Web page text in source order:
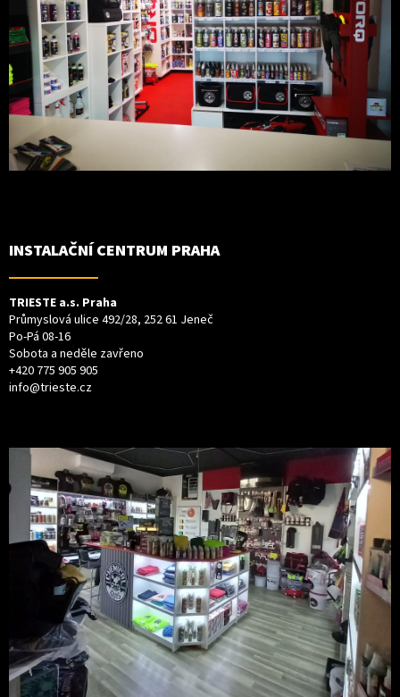
INSTALAČNÍ CENTRUM PRAHA
TRIESTE a.s. Praha
Průmyslová ulice 492/28, 252 61 Jeneč
Po-Pá 08-16
Sobota a neděle zavřeno
+420 775 905 905
info@trieste.cz